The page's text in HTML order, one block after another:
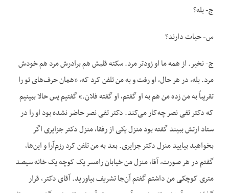
ج- بله؟
س- حیات دارند؟
ج- نخیر. از همه ما او زودتر مرد. سکته قلبش هم برادرش مرد هم خودش
مرد. بله، در هر حال، او رفت و به من تلفن کرد که، «همان حرف‌های تو را
تقریباً به من زده من هم به او گفتم، او گفته فلان.» گفتیم پس حالا ببینیم
که دکتر تقی نصر چه‌کار می‌کند. دکتر تقی نصر حاضر نشده بود او را در
ستاد ارتش ببیند گفته بود منزل یکی از رفقا، منزل دکتر جزایری اگر
بخواهید بیایید منزل دکتر جزایری. بعد به من تلفن کرد رزم‌آرا و این‌ها،
گفتم در هر صورت، آقا، منزل من خیابان رامسر یک کوچه یک خانه سیصد
متری کوچکی من داشتم گفتم آن‌جا تشریف بیاورید. آقای دکتر، قرار